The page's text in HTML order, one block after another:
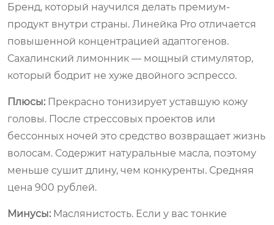
Бренд, который научился делать премиум-
продукт внутри страны. Линейка Pro отличается
повышенной концентрацией адаптогенов.
Сахалинский лимонник — мощный стимулятор,
который бодрит не хуже двойного эспрессо.
Плюсы: Прекрасно тонизирует уставшую кожу
головы. После стрессовых проектов или
бессонных ночей это средство возвращает жизнь
волосам. Содержит натуральные масла, поэтому
меньше сушит длину, чем конкуренты. Средняя
цена 900 рублей.
Минусы: Маслянистость. Если у вас тонкие